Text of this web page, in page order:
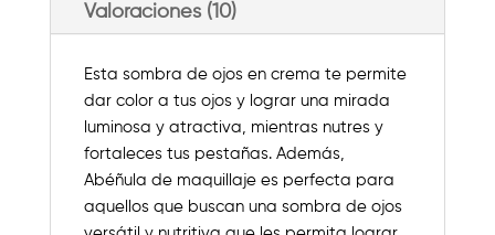
Valoraciones (10)
Esta sombra de ojos en crema te permite
dar color a tus ojos y lograr una mirada
luminosa y atractiva, mientras nutres y
fortaleces tus pestañas. Además,
Abéñula de maquillaje es perfecta para
aquellos que buscan una sombra de ojos